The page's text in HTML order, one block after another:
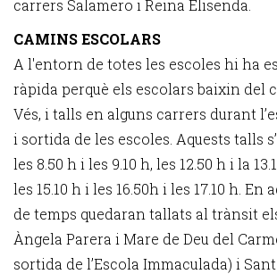
carrers Salamero i Reina Elisenda.
CAMINS ESCOLARS
A l'entorn de totes les escoles hi ha
ràpida perquè els escolars baixin del
Vés, i talls en alguns carrers durant
i sortida de les escoles. Aquests talls
les 8.50 h i les 9.10 h, les 12.50 h i la
les 15.10 h i les 16.50h i les 17.10 h. En
de temps quedaran tallats al trànsit
Àngela Parera i Mare de Deu del
sortida de l’Escola Immaculada) i